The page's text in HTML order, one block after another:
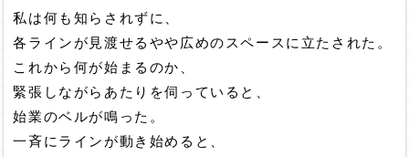
私は何も知らされずに、
各ラインが見渡せるやや広めのスペースに立たされた。
これから何が始まるのか、
緊張しながらあたりを伺っていると、
始業のベルが鳴った。
一斉にラインが動き始めると、